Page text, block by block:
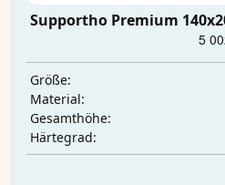
Supportho Premium
Größe:
Material:
Gesamthöhe:
Härtegrad: